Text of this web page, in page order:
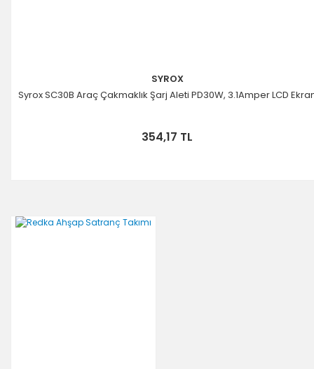
SYROX
Syrox SC30B Araç Çakmaklık Şarj Aleti PD30W, 3.1Amper LCD
354,17 TL